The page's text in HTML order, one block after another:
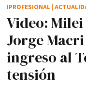
Video:
Jorge
ingreso al
tensión
IPROFESIONAL